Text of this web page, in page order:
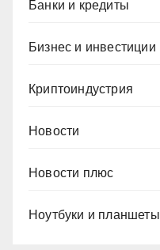
Банки и кредиты
Бизнес и инвестиции
Криптоиндустрия
Новости
Новости плюс
Ноутбуки и планшеты